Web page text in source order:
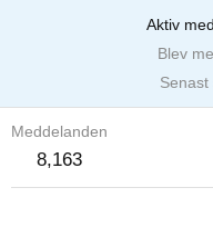
Aktiv
Blev
Senast
Meddelanden
8,163